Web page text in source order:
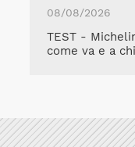
08/08/2026
TEST -
come va e a